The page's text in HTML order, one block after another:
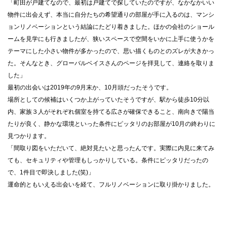
「町田が戸建てなので、最初は戸建てで探していたのですが、なかなかいい
物件に出会えず、本当に自分たちの希望通りの部屋が手に入るのは、マンシ
ョンリノベーションという結論にたどり着きました。ほかの会社のショール
ームを見学にも行きましたが、狭いスペースで空間をいかに上手に使うかを
テーマにした小さい物件が多かったので、思い描くものとのズレが大きかっ
た。そんなとき、グローバルベイスさんのページを拝見して、連絡を取りま
した」
最初の出会いは2019年の9月末か、10月頭だったそうです。
場所としての候補はいくつか上がっていたそうですが、駅から徒歩10分以
内、家族３人がそれぞれ個室を持てる広さが確保できること、南向きで陽当
たりが良く、静かな環境といった条件にピッタリのお部屋が10月の終わりに
見つかります。
「間取り図をいただいて、絶対見たいと思ったんです。実際に内見に来てみ
ても、セキュリティや管理もしっかりしている。条件にピッタリだったの
で、1件目で即決しました(笑)」
運命的ともいえる出会いを経て、フルリノベーションに取り掛かりました。